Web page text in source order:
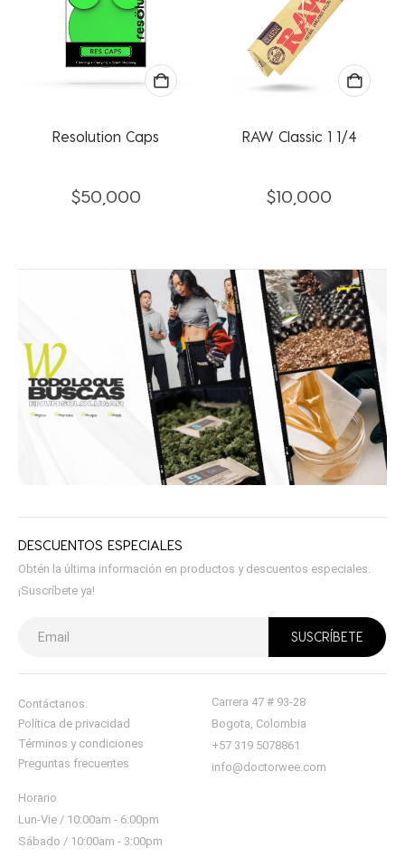
Resolution Caps
$50,000
RAW Classic 1 1/4
$10,000
DESCUENTOS ESPECIALES
Obtén la última información en productos y descuentos especiales.
¡Suscríbete ya!
Contáctanos
Política de privacidad
Términos y condiciones
Preguntas frecuentes
Carrera 47 # 93-28
Bogota, Colombia
+57 319 5078861
info@doctorwee.com
Horario
Lun-Vie / 10:00am - 6:00pm
Sábado / 10:00am - 3:00pm